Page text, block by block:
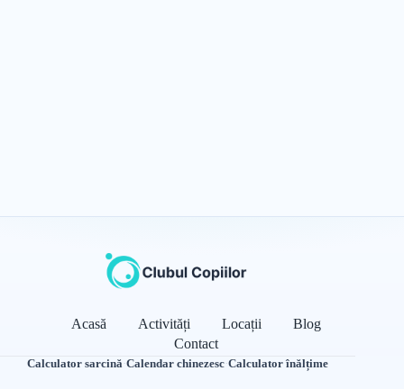
Acasă Activități Locații
Blog
Contact
Calculator sarcină·Calendar chinezesc·Calculator înălțime